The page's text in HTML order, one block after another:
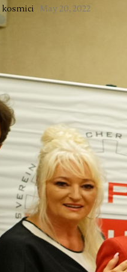
kosmici · May 20, 2022